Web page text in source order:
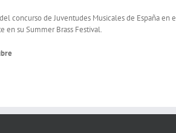
concurso de Juventudes Musicales de España en
en su Summer Brass Festival.